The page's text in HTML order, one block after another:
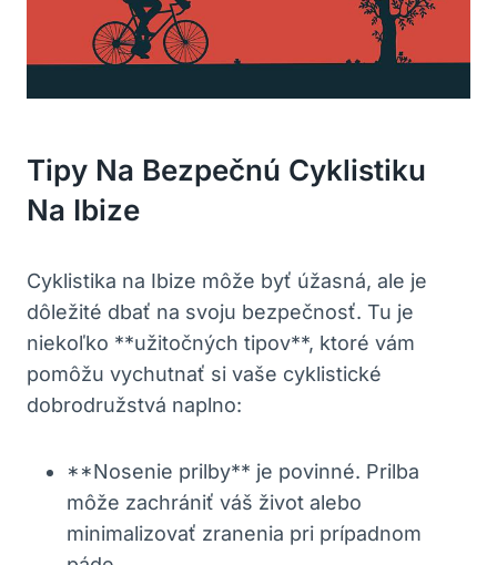
Tipy Na Bezpečnú Cyklistiku
Na Ibize
Cyklistika na Ibize môže byť úžasná, ale je
dôležité dbať na svoju bezpečnosť. Tu je
niekoľko **užitočných tipov**, ktoré vám
pomôžu vychutnať si vaše cyklistické
dobrodružstvá naplno:
**Nosenie prilby** je povinné. Prilba
môže zachrániť váš život alebo
minimalizovať zranenia pri prípadnom